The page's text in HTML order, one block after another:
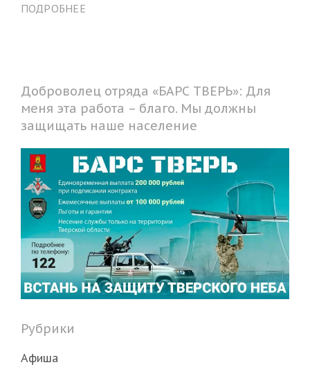
ПОДРОБНЕЕ
Доброволец отряда «БАРС ТВЕРЬ»: Для
меня эта работа – благо. Мы должны
защищать наше население
Рубрики
Афиша